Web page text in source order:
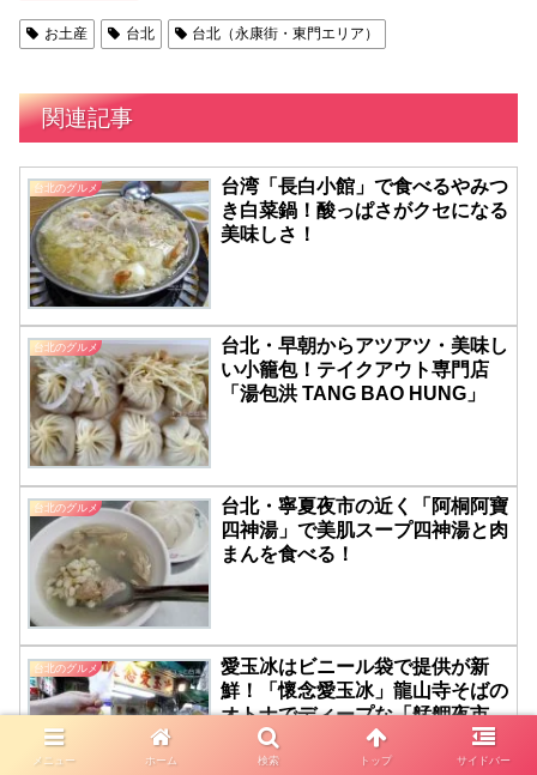
お土産 台北 台北（永康街・東門エリア）
関連記事
台北のグルメ
台湾「長白小館」で食べるやみつ
き白菜鍋！酸っぱさがクセになる
美味しさ！
台北のグルメ
台北・早朝からアツアツ・美味し
い小籠包！テイクアウト専門店
「湯包洪 TANG BAO HUNG」
台北のグルメ
台北・寧夏夜市の近く「阿桐阿寶
四神湯」で美肌スープ四神湯と肉
まんを食べる！
台北のグルメ
愛玉冰はビニール袋で提供が新
鮮！「懷念愛玉冰」龍山寺そばの
オトナでディープな「艋舺夜市」
の紹介
メニュー ホーム 検索 トップ サイドバー